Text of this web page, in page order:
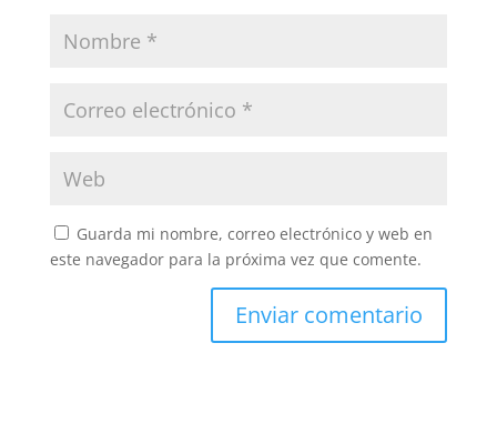
Guarda mi nombre, correo electrónico y web en
este navegador para la próxima vez que comente.